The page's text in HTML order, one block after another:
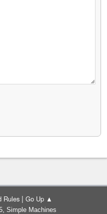
Rules | Go Up ▲
, Simple Machines